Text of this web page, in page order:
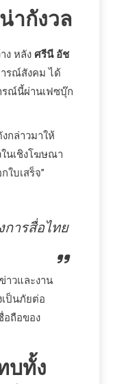
ากังวล
ง หลัง ศรีนี อัช
รณ์สังคม ได้
รณ์นี้ผ่านเฟซบุ๊ก
กล่าวมาให้
ในเชิงโฆษณา
ใบเสร็จ”
การสื่อไทย
าวและงาน
เป็นภัยต่อ
อถือของ
บทั้ง